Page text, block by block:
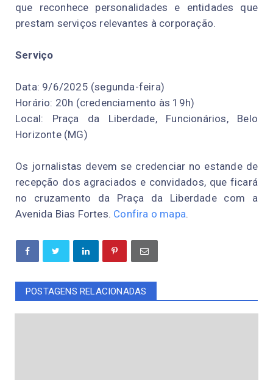
que reconhece personalidades e entidades que
prestam serviços relevantes à corporação.
Serviço
Data: 9/6/2025 (segunda-feira)
Horário: 20h (credenciamento às 19h)
Local: Praça da Liberdade, Funcionários, Belo
Horizonte (MG)
Os jornalistas devem se credenciar no estande de
recepção dos agraciados e convidados, que ficará
no cruzamento da Praça da Liberdade com a
Avenida Bias Fortes. Confira o mapa.
POSTAGENS RELACIONADAS